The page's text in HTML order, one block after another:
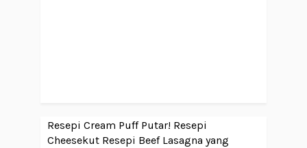
Resepi Cream Puff Putar! Resepi
Cheesekut Resepi Beef Lasagna yang